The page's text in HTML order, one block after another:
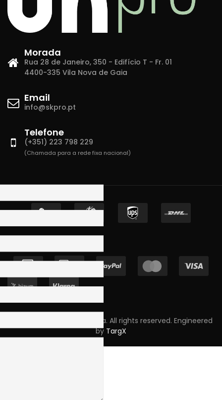
Morada
Rua 28 de Janeiro, 350 - Edifício T - Fr. 01
4400-335 Vila Nova de Gaia
Email
info@skpro.pt
Telefone
(+351) 223 798 229
(Chamada para a rede fixa nacional)
Copyright © 2023 Skpro, Lda. All rights reserved. Engineered
by TargX